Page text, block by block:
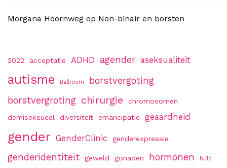
Morgana Hoornweg op Non-binair en borsten
2022 acceptatie ADHD agender aseksualiteit
autisme Ballroom
borstvergoting
borstvergroting chirurgie
chromosomen
demiseksueel
diversiteit emancipatie geaardheid
gender GenderClinic genderexpressie
genderidentiteit geweld gonaden hormonen hulp